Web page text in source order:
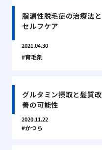
脂漏性脱毛症の治療法と
セルフケア
2021.04.30
育毛剤
グルタミン摂取と髪質改
善の可能性
2020.11.22
かつら